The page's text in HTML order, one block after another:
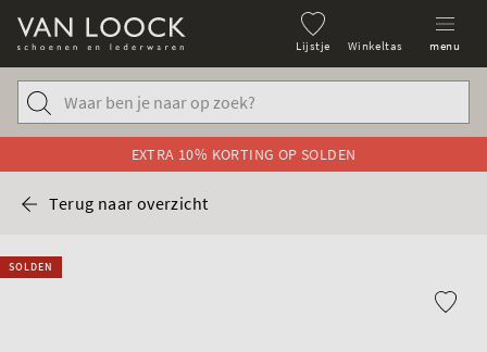
Lijstje Winkeltas menu
EXTRA 10% KORTING OP SOLDEN
Terug naar overzicht
SOLDEN